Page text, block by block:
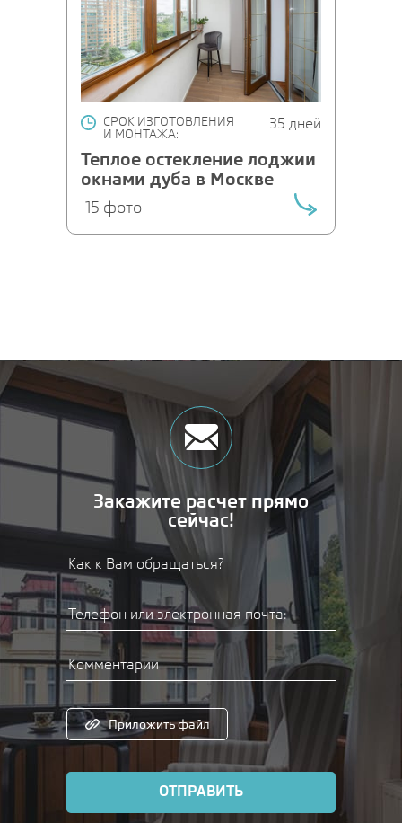
СРОК ИЗГОТОВЛЕНИЯ
И МОНТАЖА:
35 дней
Теплое остекление лоджии
окнами дуба в Москве
15 фото
Закажите расчет прямо
сейчас!
Приложить файл
ОТПРАВИТЬ